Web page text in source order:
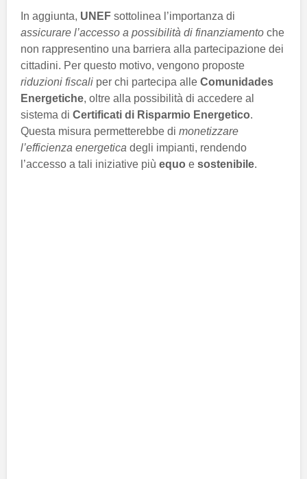
In aggiunta, UNEF sottolinea l’importanza di
assicurare l’accesso a possibilità di finanziamento che
non rappresentino una barriera alla partecipazione dei
cittadini. Per questo motivo, vengono proposte
riduzioni fiscali per chi partecipa alle Comunidades
Energetiche, oltre alla possibilità di accedere al
sistema di Certificati di Risparmio Energetico.
Questa misura permetterebbe di monetizzare
l’efficienza energetica degli impianti, rendendo
l’accesso a tali iniziative più equo e sostenibile.